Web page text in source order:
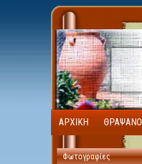
ΑΡΧΙΚΉ ΘΡΑΨΑΝΌ
Φωτογραφίες